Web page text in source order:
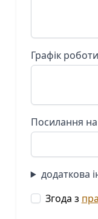
Графік роботи
Посилання на
додаткова
Згода з